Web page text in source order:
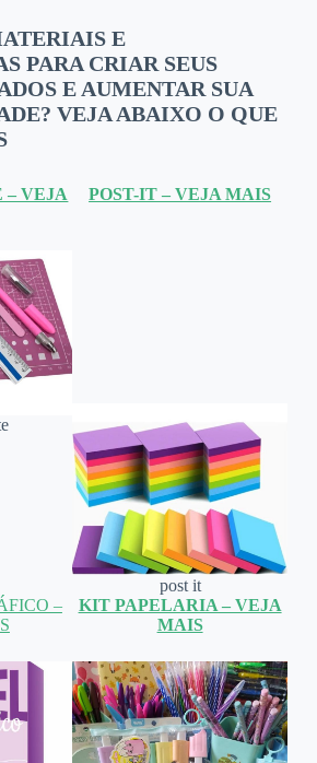
E
PARA CRIAR SEUS
E AUMENTAR SUA
VEJA ABAIXO O QUE
– VEJA
POST-IT – VEJA MAIS
post it
–
KIT PAPELARIA – VEJA
MAIS